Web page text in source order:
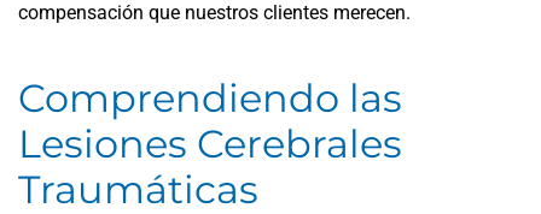
compensación que nuestros clientes merecen.
Comprendiendo las
Lesiones Cerebrales
Traumáticas